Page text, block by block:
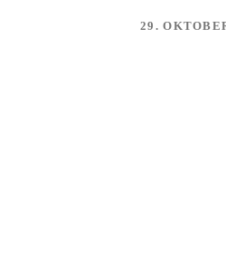
29.